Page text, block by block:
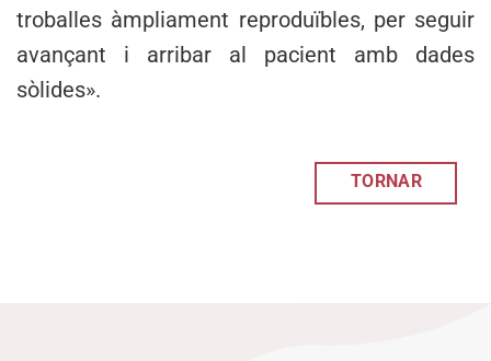
troballes àmpliament reproduïbles, per seguir
avançant i arribar al pacient amb dades
sòlides».
TORNAR